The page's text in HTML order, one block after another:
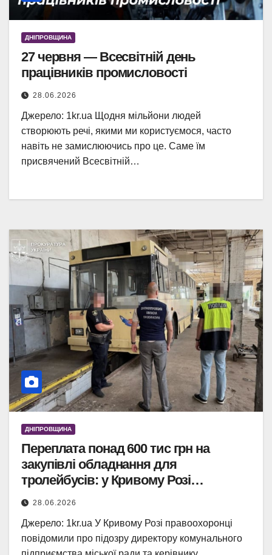
ДНІПРОВЩИНА
27 червня — Всесвітній день
працівників промисловості
28.06.2026
Джерело: 1kr.ua Щодня мільйони людей
створюють речі, якими ми користуємося, часто
навіть не замислюючись про це. Саме їм
присвячений Всесвітній…
ДНІПРОВЩИНА
Переплата понад 600 тис грн на
закупівлі обладнання для
тролейбусів: у Кривому Розі
підозрюють директора КП та
28.06.2026
Джерело: 1kr.ua У Кривому Розі правоохоронці
повідомили про підозру директору комунального